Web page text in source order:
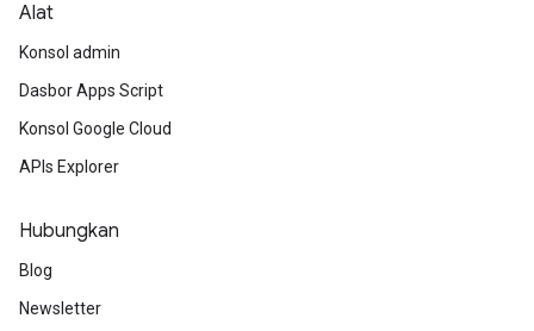
Alat
Konsol admin
Dasbor Apps Script
Konsol Google Cloud
APIs Explorer
Hubungkan
Blog
Newsletter